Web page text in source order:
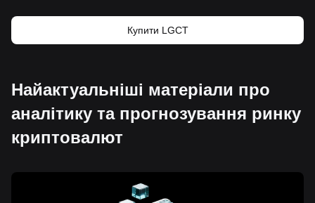
Купити LGCT
Найактуальніші матеріали про
аналітику та прогнозування ринку
криптовалют